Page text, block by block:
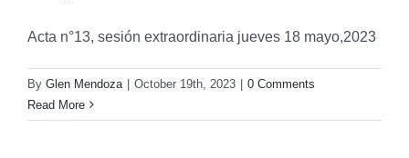
Acta n°13, sesión extraordinaria jueves 18 mayo,2023
By Glen Mendoza October 19th, 2023
0 Comments
Read More